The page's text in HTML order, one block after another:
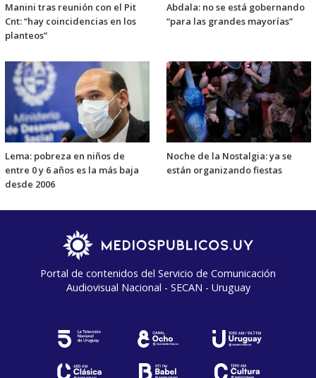
Manini tras reunión con el Pit
Cnt: “hay coincidencias en los
planteos”
Abdala: no se está gobernando
“para las grandes mayorías”
Lema: pobreza en niños de
entre 0 y 6 años es la más baja
desde 2006
Noche de la Nostalgia: ya se
están organizando fiestas
Portal de contenidos del Servicio de Comunicación
Audiovisual Nacional - SECAN - Uruguay